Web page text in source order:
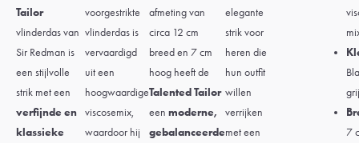
Tailor
vlinderdas van
Sir Redman is
een stijlvolle
strik met een
verfijnde en
klassieke
voorgestrikte
vlinderdas is
vervaardigd
uit een
hoogwaardige
viscosemix,
waardoor hij
afmeting van
circa 12 cm
breed en 7 cm
hoog heeft de
Talented Tailor
een moderne,
gebalanceerde
elegante
strik voor
heren die
hun outfit
willen
verrijken
met een
7